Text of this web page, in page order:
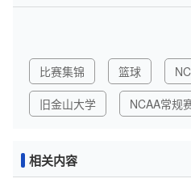
比赛集锦 篮球
旧金山大学
NCAA常规
相关内容